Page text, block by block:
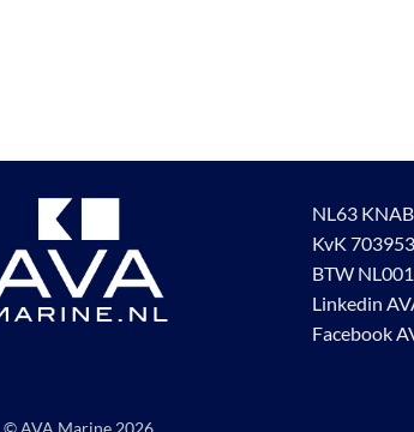
NL63
KvK
BTW
Linkedin
Facebook
© AVA Marine 2026